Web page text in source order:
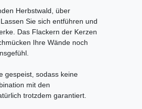
Herbstwald, über
Sie sich entführen und
Das Flackern der Kerzen
Ihre Wände noch
gespeist, sodass keine
mit den
trotzdem garantiert.